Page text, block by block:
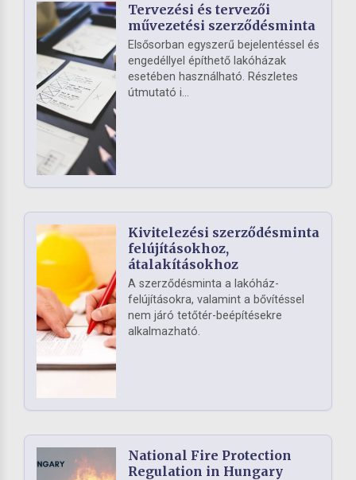
Tervezési és tervezői
művezetési szerződésminta
Elsősorban egyszerű bejelentéssel és
engedéllyel építhető lakóházak
esetében használható. Részletes
útmutató i...
Kivitelezési szerződésminta
felújításokhoz,
átalakításokhoz
A szerződésminta a lakóház-
felújításokra, valamint a bővítéssel
nem járó tetőtér-beépítésekre
alkalmazható.
National Fire Protection
Regulation in Hungary